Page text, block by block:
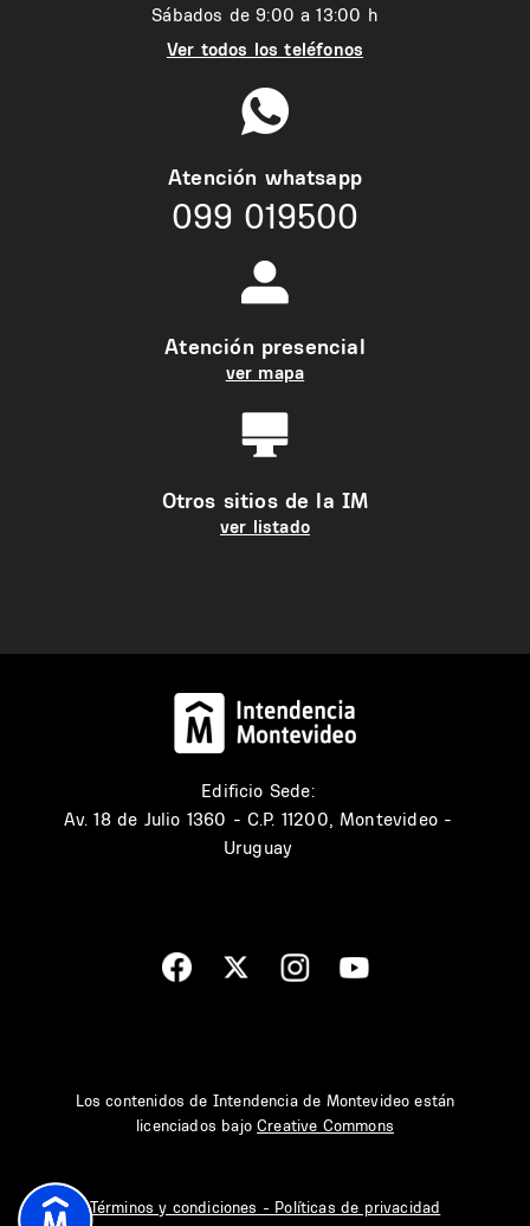
Sábados de 9:00 a 13:00 h
Ver todos los teléfonos
Atención whatsapp
099 019500
Atención presencial
ver mapa
Otros sitios de la IM
ver listado
Edificio Sede:
Av. 18 de Julio 1360 - C.P. 11200, Montevideo -
Uruguay
Los contenidos de Intendencia de Montevideo están
licenciados bajoCreative Commons
Términos y condiciones - Políticas de privacidad